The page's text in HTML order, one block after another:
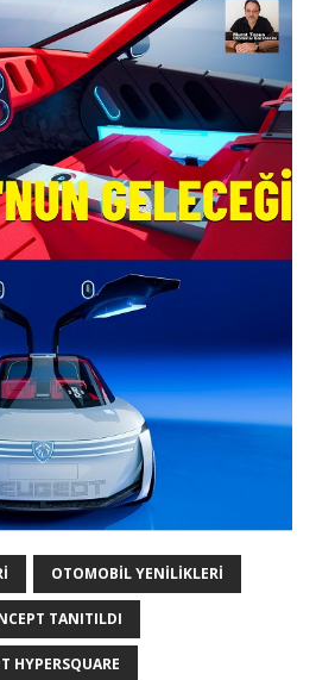
OTOMOBIL YENILIKLERI
TANITILDI
HYPERSQUARE